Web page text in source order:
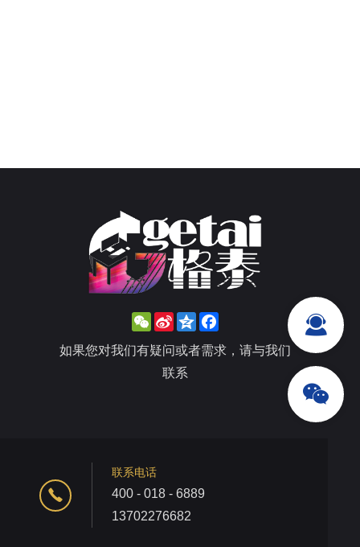
WeChat
Sina
Weibo
Qzone
如果您对我们有疑问或者需求，请与我们
联系
联系电话
400 - 018 - 6889
13702276682